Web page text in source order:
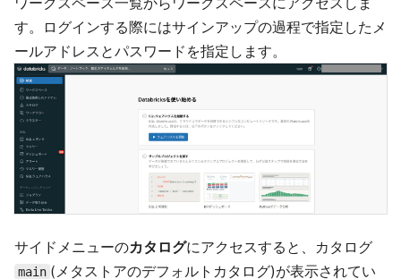
す。ログインする際にはサインアップの過程で指定したメ
ールアドレスとパスワードを指定します。
サイドメニューのカタログにアクセスすると、カタログ
main (メタストアのデフォルトカタログ)が表示されてい